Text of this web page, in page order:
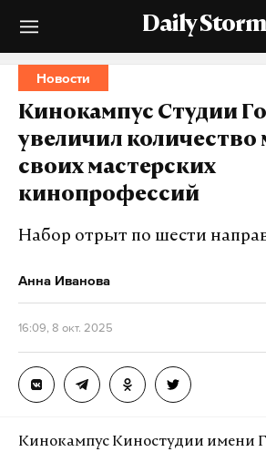
Daily Storm
Новости
Кинокампус Студии
увеличил количество
своих мастерских
кинопрофессий
Набор отрыт по шести
Анна Иванова
16:09, 8 окт. 2025
Кинокампус Киностудии имени